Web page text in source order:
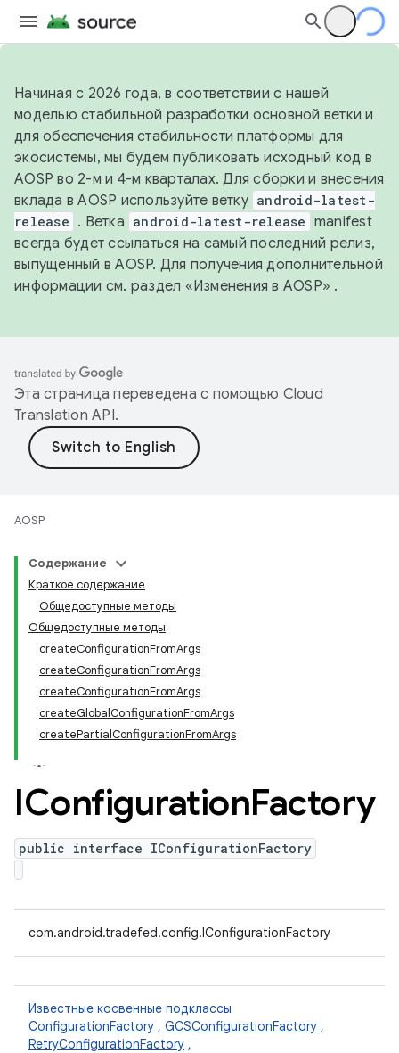
Начиная с 2026 года, в соответствии с нашей
моделью стабильной разработки основной ветки и
для обеспечения стабильности платформы для
экосистемы, мы будем публиковать исходный код в
AOSP во 2-м и 4-м кварталах. Для сборки и внесения
вклада в AOSP используйте ветку android-latest-
release . Ветка android-latest-release manifest
всегда будет ссылаться на самый последний релиз,
выпущенный в AOSP. Для получения дополнительной
информации см. раздел «Изменения в AOSP» .
Эта страница переведена с помощью Cloud
Translation API.
AOSP
Содержание
Краткое содержание
Общедоступные методы
Общедоступные методы
createConfigurationFromArgs
createConfigurationFromArgs
createConfigurationFromArgs
createGlobalConfigurationFromArgs
createPartialConfigurationFromArgs
IConfigurationFactory
public interface IConfigurationFactory
com.android.tradefed.config.IConfigurationFactory
Известные косвенные подклассы
ConfigurationFactory , GCSConfigurationFactory ,
RetryConfigurationFactory ,